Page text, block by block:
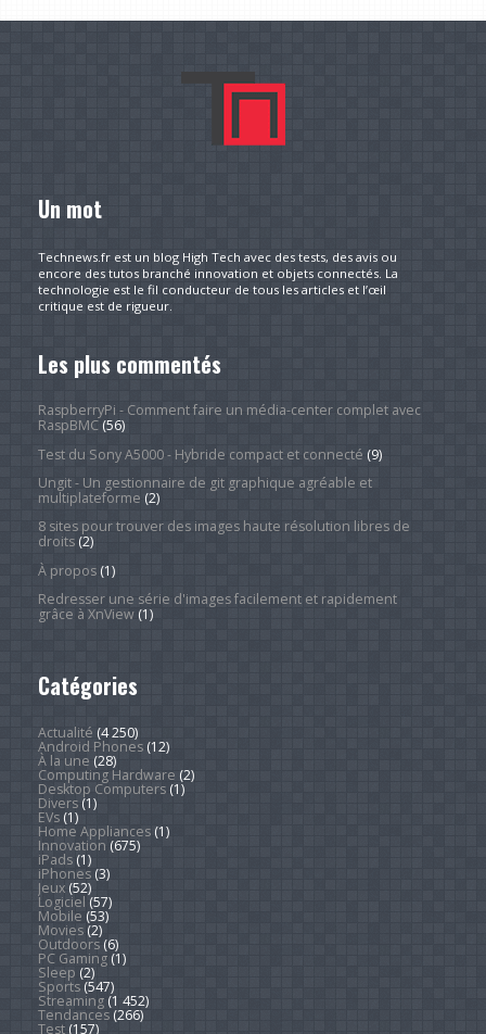
Un mot
Technews.fr est un blog High Tech avec des tests, des avis ou
encore des tutos branché innovation et objets connectés. La
technologie est le fil conducteur de tous les articles et l’œil
critique est de rigueur.
Les plus commentés
RaspberryPi - Comment faire un média-center complet avec
RaspBMC(56)
Test du Sony A5000 - Hybride compact et connecté (9)
Ungit - Un gestionnaire de git graphique agréable et
multiplateforme (2)
8 sites pour trouver des images haute résolution libres de
droits(2)
À propos(1)
Redresser une série d'images facilement et rapidement
grâce à XnView(1)
Catégories
Actualité (4 250)
Android Phones(12)
À la une (28)
Computing Hardware (2)
Desktop Computers(1)
Divers(1)
EVs(1)
Home Appliances(1)
Innovation (675)
iPads(1)
iPhones(3)
Jeux(52)
Logiciel (57)
Mobile (53)
Movies(2)
Outdoors(6)
PC Gaming(1)
Sleep (2)
Sports(547)
Streaming(1 452)
Tendances(266)
Test(157)